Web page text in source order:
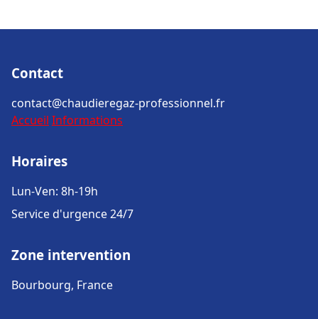
Contact
contact@chaudieregaz-professionnel.fr
Accueil Informations
Horaires
Lun-Ven: 8h-19h
Service d'urgence 24/7
Zone intervention
Bourbourg, France